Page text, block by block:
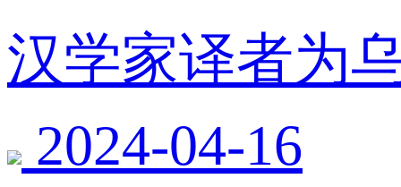
汉学家译者为
2024-04-16